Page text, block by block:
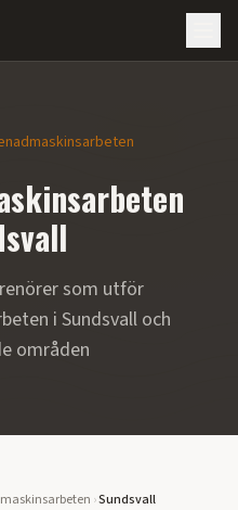
som utför
i Sundsvall och
områden
›Sundsvall